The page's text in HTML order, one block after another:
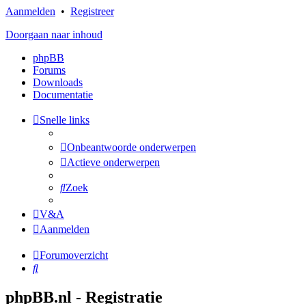
Aanmelden • Registreer
Doorgaan naar inhoud
phpBB
Forums
Downloads
Documentatie
Snelle links
Onbeantwoorde onderwerpen
Actieve onderwerpen
Zoek
V&A
Aanmelden
Forumoverzicht
Zoek
phpBB.nl - Registratie